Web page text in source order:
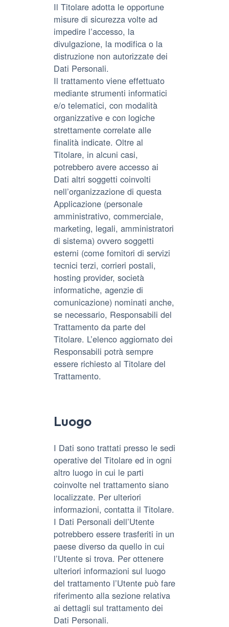
Il Titolare adotta le opportune
misure di sicurezza volte ad
impedire l’accesso, la
divulgazione, la modifica o la
distruzione non autorizzate dei
Dati Personali.
Il trattamento viene effettuato
mediante strumenti informatici
e/o telematici, con modalità
organizzative e con logiche
strettamente correlate alle
finalità indicate. Oltre al
Titolare, in alcuni casi,
potrebbero avere accesso ai
Dati altri soggetti coinvolti
nell’organizzazione di questa
Applicazione (personale
amministrativo, commerciale,
marketing, legali, amministratori
di sistema) ovvero soggetti
esterni (come fornitori di servizi
tecnici terzi, corrieri postali,
hosting provider, società
informatiche, agenzie di
comunicazione) nominati anche,
se necessario, Responsabili del
Trattamento da parte del
Titolare. L’elenco aggiornato dei
Responsabili potrà sempre
essere richiesto al Titolare del
Trattamento.
Luogo
I Dati sono trattati presso le sedi
operative del Titolare ed in ogni
altro luogo in cui le parti
coinvolte nel trattamento siano
localizzate. Per ulteriori
informazioni, contatta il Titolare.
I Dati Personali dell’Utente
potrebbero essere trasferiti in un
paese diverso da quello in cui
l’Utente si trova. Per ottenere
ulteriori informazioni sul luogo
del trattamento l’Utente può fare
riferimento alla sezione relativa
ai dettagli sul trattamento dei
Dati Personali.